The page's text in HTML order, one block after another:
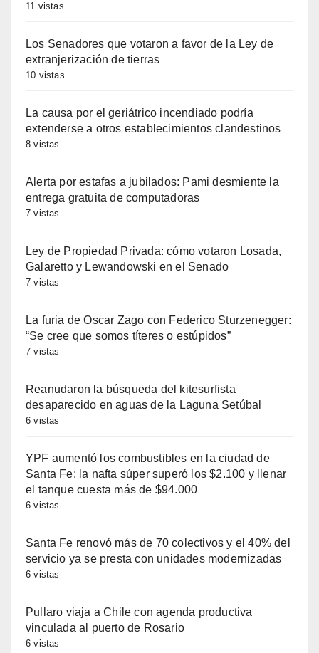
11 vistas
Los Senadores que votaron a favor de la Ley de
extranjerización de tierras
10 vistas
La causa por el geriátrico incendiado podría
extenderse a otros establecimientos clandestinos
8 vistas
Alerta por estafas a jubilados: Pami desmiente la
entrega gratuita de computadoras
7 vistas
Ley de Propiedad Privada: cómo votaron Losada,
Galaretto y Lewandowski en el Senado
7 vistas
La furia de Oscar Zago con Federico Sturzenegger:
“Se cree que somos títeres o estúpidos”
7 vistas
Reanudaron la búsqueda del kitesurfista
desaparecido en aguas de la Laguna Setúbal
6 vistas
YPF aumentó los combustibles en la ciudad de
Santa Fe: la nafta súper superó los $2.100 y llenar
el tanque cuesta más de $94.000
6 vistas
Santa Fe renovó más de 70 colectivos y el 40% del
servicio ya se presta con unidades modernizadas
6 vistas
Pullaro viaja a Chile con agenda productiva
vinculada al puerto de Rosario
6 vistas